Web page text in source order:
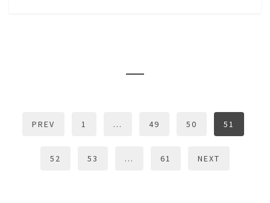
PREV 1 … 49 50 51
52 53 … 61 NEXT